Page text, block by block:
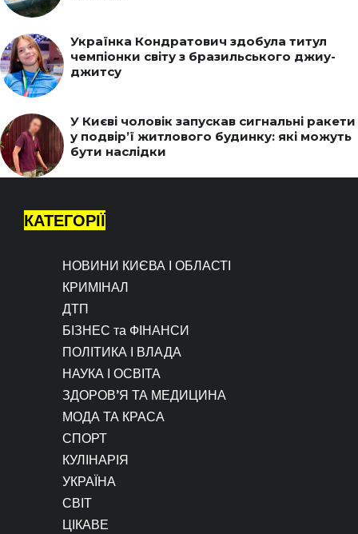
Українка Кондратович здобула титул
чемпіонки світу з бразильського джиу-
джитсу
У Києві чоловік запускав сигнальні ракети
у подвір’ї житлового будинку: які можуть
бути наслідки
КАТЕГОРІЇ
НОВИНИ КИЄВА І ОБЛАСТІ
КРИМІНАЛ
ДТП
БІЗНЕС та ФІНАНСИ
ПОЛІТИКА І ВЛАДА
НАУКА І ОСВІТА
ЗДОРОВ’Я ТА МЕДИЦИНА
МОДА ТА КРАСА
СПОРТ
КУЛІНАРІЯ
УКРАЇНА
СВІТ
ЦІКАВЕ